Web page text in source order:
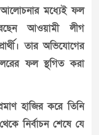
আলোচনার মধ্যেই ফল
আওয়ামী লীগ
তার অভিযোগের
ফল স্থগিত করা
হাজির করে তিনি
নির্বাচন শেষে যে